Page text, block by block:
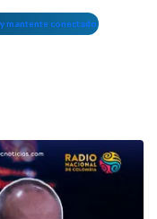
mantente conectado